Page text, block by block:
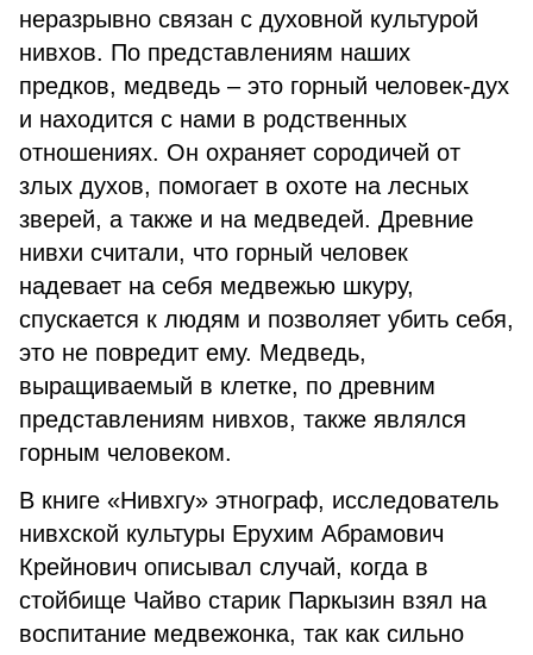
неразрывно связан с духовной культурой
нивхов. По представлениям наших
предков, медведь – это горный человек-дух
и находится с нами в родственных
отношениях. Он охраняет сородичей от
злых духов, помогает в охоте на лесных
зверей, а также и на медведей. Древние
нивхи считали, что горный человек
надевает на себя медвежью шкуру,
спускается к людям и позволяет убить себя,
это не повредит ему. Медведь,
выращиваемый в клетке, по древним
представлениям нивхов, также являлся
горным человеком.
В книге «Нивхгу» этнограф, исследователь
нивхской культуры Ерухим Абрамович
Крейнович описывал случай, когда в
стойбище Чайво старик Паркызин взял на
воспитание медвежонка, так как сильно